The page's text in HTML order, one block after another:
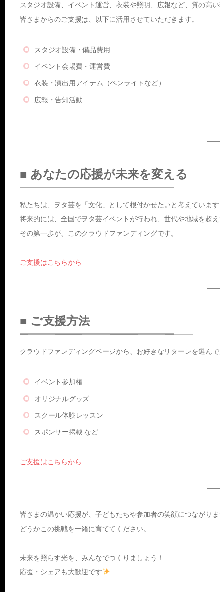
スタジオ設備、イベント運営、衣装や照明、広報など、質の高
皆さまからのご支援は、以下に活用させていただきます。
スタジオ設備・備品費用
イベント会場費・運営費
衣装・演出用アイテム（ペンライトなど）
広報・告知活動
■ あなたの応援が未来を変える
私たちは、ヲタ芸を「文化」として根付かせたいと考えていま
将来的には、全国でヲタ芸イベントが行われ、世代や地域を
その第一歩が、このクラウドファンディングです。
ご支援はこちらから
■ ご支援方法
クラウドファンディングページから、お好きなリターンを選ん
イベント参加権
オリジナルグッズ
スクール体験レッスン
スポンサー掲載 など
ご支援はこちらから
皆さまの温かい応援が、子どもたちや参加者の笑顔につながり
どうかこの挑戦を一緒に育ててください。
未来を照らす光を、みんなでつくりましょう！
応援・シェアも大歓迎です